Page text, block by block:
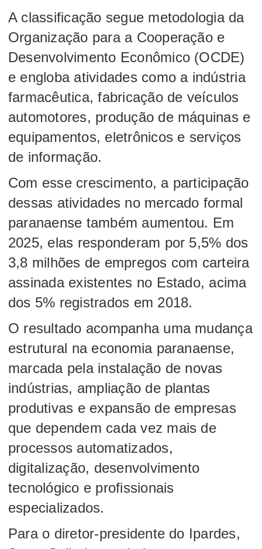
A classificação segue metodologia da
Organização para a Cooperação e
Desenvolvimento Econômico (OCDE)
e engloba atividades como a indústria
farmacêutica, fabricação de veículos
automotores, produção de máquinas e
equipamentos, eletrônicos e serviços
de informação.
Com esse crescimento, a participação
dessas atividades no mercado formal
paranaense também aumentou. Em
2025, elas responderam por 5,5% dos
3,8 milhões de empregos com carteira
assinada existentes no Estado, acima
dos 5% registrados em 2018.
O resultado acompanha uma mudança
estrutural na economia paranaense,
marcada pela instalação de novas
indústrias, ampliação de plantas
produtivas e expansão de empresas
que dependem cada vez mais de
processos automatizados,
digitalização, desenvolvimento
tecnológico e profissionais
especializados.
Para o diretor-presidente do Ipardes,